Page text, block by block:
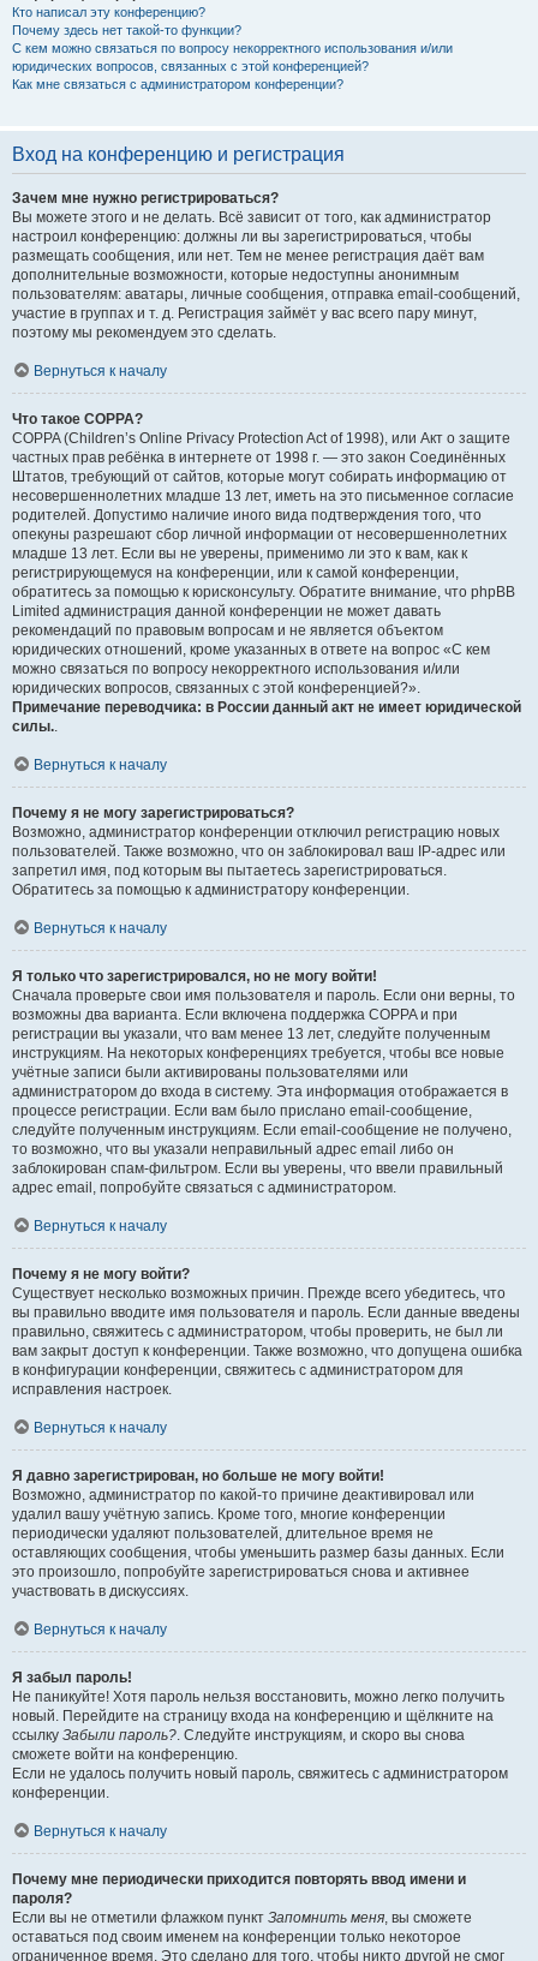
Кто написал эту конференцию?
Почему здесь нет такой-то функции?
С кем можно связаться по вопросу некорректного использования и/или
юридических вопросов, связанных с этой конференцией?
Как мне связаться с администратором конференции?
Вход на конференцию и регистрация
Зачем мне нужно регистрироваться?
Вы можете этого и не делать. Всё зависит от того, как администратор
настроил конференцию: должны ли вы зарегистрироваться, чтобы
размещать сообщения, или нет. Тем не менее регистрация даёт вам
дополнительные возможности, которые недоступны анонимным
пользователям: аватары, личные сообщения, отправка email-сообщений,
участие в группах и т. д. Регистрация займёт у вас всего пару минут,
поэтому мы рекомендуем это сделать.
Вернуться к началу
Что такое COPPA?
COPPA (Children’s Online Privacy Protection Act of 1998), или Акт о защите
частных прав ребёнка в интернете от 1998 г. — это закон Соединённых
Штатов, требующий от сайтов, которые могут собирать информацию от
несовершеннолетних младше 13 лет, иметь на это письменное согласие
родителей. Допустимо наличие иного вида подтверждения того, что
опекуны разрешают сбор личной информации от несовершеннолетних
младше 13 лет. Если вы не уверены, применимо ли это к вам, как к
регистрирующемуся на конференции, или к самой конференции,
обратитесь за помощью к юрисконсульту. Обратите внимание, что phpBB
Limited администрация данной конференции не может давать
рекомендаций по правовым вопросам и не является объектом
юридических отношений, кроме указанных в ответе на вопрос «С кем
можно связаться по вопросу некорректного использования и/или
юридических вопросов, связанных с этой конференцией?».
Примечание переводчика: в России данный акт не имеет юридической
силы..
Вернуться к началу
Почему я не могу зарегистрироваться?
Возможно, администратор конференции отключил регистрацию новых
пользователей. Также возможно, что он заблокировал ваш IP-адрес или
запретил имя, под которым вы пытаетесь зарегистрироваться.
Обратитесь за помощью к администратору конференции.
Вернуться к началу
Я только что зарегистрировался, но не могу войти!
Сначала проверьте свои имя пользователя и пароль. Если они верны, то
возможны два варианта. Если включена поддержка COPPA и при
регистрации вы указали, что вам менее 13 лет, следуйте полученным
инструкциям. На некоторых конференциях требуется, чтобы все новые
учётные записи были активированы пользователями или
администратором до входа в систему. Эта информация отображается в
процессе регистрации. Если вам было прислано email-сообщение,
следуйте полученным инструкциям. Если email-сообщение не получено,
то возможно, что вы указали неправильный адрес email либо он
заблокирован спам-фильтром. Если вы уверены, что ввели правильный
адрес email, попробуйте связаться с администратором.
Вернуться к началу
Почему я не могу войти?
Существует несколько возможных причин. Прежде всего убедитесь, что
вы правильно вводите имя пользователя и пароль. Если данные введены
правильно, свяжитесь с администратором, чтобы проверить, не был ли
вам закрыт доступ к конференции. Также возможно, что допущена ошибка
в конфигурации конференции, свяжитесь с администратором для
исправления настроек.
Вернуться к началу
Я давно зарегистрирован, но больше не могу войти!
Возможно, администратор по какой-то причине деактивировал или
удалил вашу учётную запись. Кроме того, многие конференции
периодически удаляют пользователей, длительное время не
оставляющих сообщения, чтобы уменьшить размер базы данных. Если
это произошло, попробуйте зарегистрироваться снова и активнее
участвовать в дискуссиях.
Вернуться к началу
Я забыл пароль!
Не паникуйте! Хотя пароль нельзя восстановить, можно легко получить
новый. Перейдите на страницу входа на конференцию и щёлкните на
ссылку Забыли пароль?. Следуйте инструкциям, и скоро вы снова
сможете войти на конференцию.
Если не удалось получить новый пароль, свяжитесь с администратором
конференции.
Вернуться к началу
Почему мне периодически приходится повторять ввод имени и
пароля?
Если вы не отметили флажком пункт Запомнить меня, вы сможете
оставаться под своим именем на конференции только некоторое
ограниченное время. Это сделано для того, чтобы никто другой не смог